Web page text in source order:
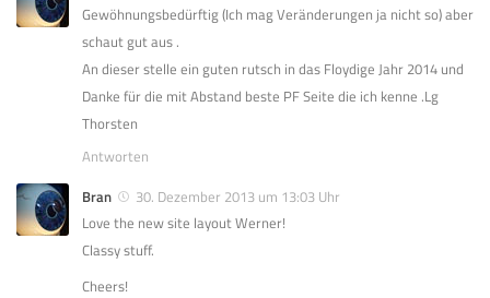
Gewöhnungsbedürftig (Ich mag Veränderungen ja nicht so) aber
schaut gut aus .
An dieser stelle ein guten rutsch in das Floydige Jahr 2014 und
Danke für die mit Abstand beste PF Seite die ich kenne .Lg
Thorsten
Antworten
Bran
30. Dezember 2013 um 13:03 Uhr
Love the new site layout Werner!
Classy stuff.
Cheers!